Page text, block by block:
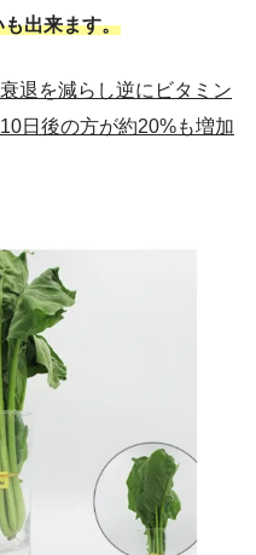
出来ます。
退を減らし逆にビタミン
日後の方が約20%も増加